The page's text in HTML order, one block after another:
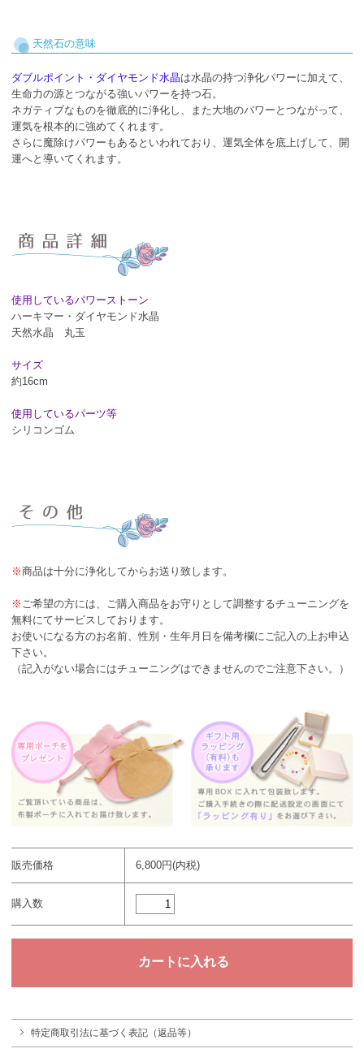
天然石の意味
ダブルポイント・ダイヤモンド水晶は水晶の持つ浄化パワーに加えて、
生命力の源とつながる強いパワーを持つ石。
ネガティブなものを徹底的に浄化し、また大地のパワーとつながって、
運気を根本的に強めてくれます。
さらに魔除けパワーもあるといわれており、運気全体を底上げして、開
運へと導いてくれます。
使用しているパワーストーン
ハーキマー・ダイヤモンド水晶
天然水晶 丸玉
サイズ
約16cm
使用しているパーツ等
シリコンゴム
※商品は十分に浄化してからお送り致します。
※ ご希望の方には、ご購入商品をお守りとして調整するチューニングを
無料にてサービスしております。
お使いになる方のお名前、性別・生年月日を備考欄にご記入の上お申込
下さい。
（記入がない場合にはチューニングはできませんのでご注意下さい。）
販売価格 6,800円(内税)
購入数
特定商取引法に基づく表記（返品等）